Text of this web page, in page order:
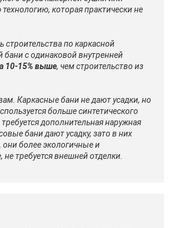
которая практически не
строительства по каркасной
бани с одинаковой внутренней
10-15% выше, чем строительство из
Каркасные бани не дают усадки, но
больше синтетического
требуется дополнительная наружная
бани дают усадку, зато в них
они более экологичные и
требуется внешней отделки.